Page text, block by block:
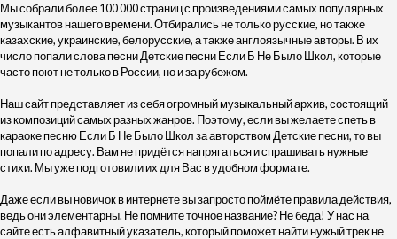
Мы собрали более 100 000 страниц с произведениями самых популярных
музыкантов нашего времени. Отбирались не только русские, но также
казахские, украинские, белорусские, а также англоязычные авторы. В их
число попали слова песни Детские песни Если Б Не Было Школ, которые
часто поют не только в России, но и за рубежом.
Наш сайт представляет из себя огромный музыкальный архив, состоящий
из композиций самых разных жанров. Поэтому, если вы желаете спеть в
караоке песню Если Б Не Было Школ за авторством Детские песни, то вы
попали по адресу. Вам не придётся напрягаться и спрашивать нужные
стихи. Мы уже подготовили их для Вас в удобном формате.
Даже если вы новичок в интернете вы запросто поймёте правила действия,
ведь они элементарны. Не помните точное название? Не беда! У нас на
сайте есть алфавитный указатель, который поможет найти нужый трек не